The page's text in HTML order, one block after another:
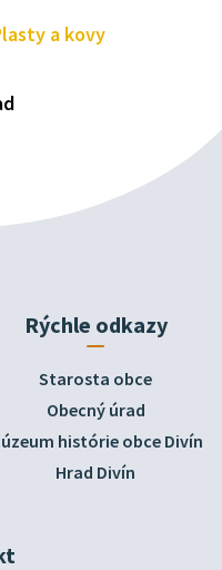
a kovy
Rýchle odkazy
Starosta obce
Obecný úrad
histórie obce Divín
Hrad Divín